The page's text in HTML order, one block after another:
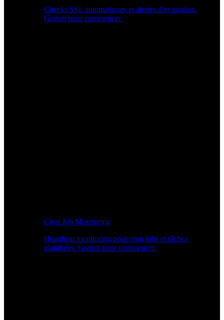
Checks SSL automatiques et alertes d'expiration.
Gratuit pour commencer.
Cron Job Monitoring
Heartbeat monitoring pour cron jobs et tâches
planifiées. Gratuit pour commencer.